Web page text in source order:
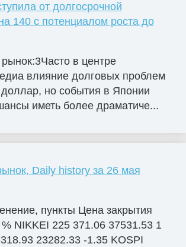
от долгосрочной
140 с потенциалом роста до
в центре
влияние долговых проблем
но события в Японии
иметь более драматиче...
Daily history за 26 мая
пункты Цена закрытия
NIKKEI 225 371.06 37531.53 1
23282.33 -1.35 KOSPI